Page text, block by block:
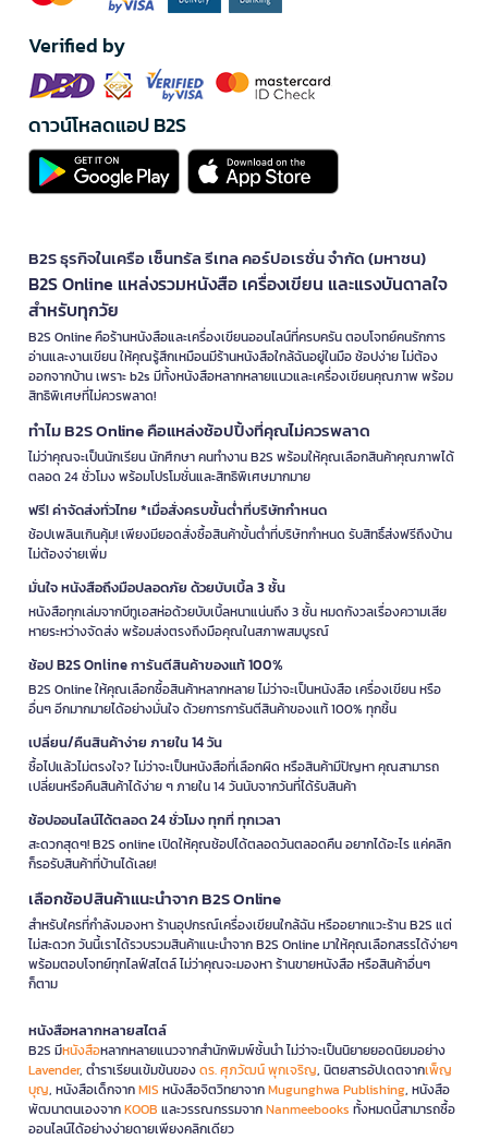
Verified by
ดาวน์โหลดแอป B2S
B2S ธุรกิจในเครือ เซ็นทรัล รีเทล คอร์ปอเรชั่น จำกัด (มหาชน)
B2S Online แหล่งรวมหนังสือ เครื่องเขียน และแรงบันดาลใจ
สำหรับทุกวัย
B2S Online คือร้านหนังสือและเครื่องเขียนออนไลน์ที่ครบครัน ตอบโจทย์คนรักการ
อ่านและงานเขียน ให้คุณรู้สึกเหมือนมีร้านหนังสือใกล้ฉันอยู่ในมือ ช้อปง่าย ไม่ต้อง
ออกจากบ้าน เพราะ b2s มีทั้งหนังสือหลากหลายแนวและเครื่องเขียนคุณภาพ พร้อม
สิทธิพิเศษที่ไม่ควรพลาด!
ทำไม B2S Online คือแหล่งช้อปปิ้งที่คุณไม่ควรพลาด
ไม่ว่าคุณจะเป็นนักเรียน นักศึกษา คนทำงาน B2S พร้อมให้คุณเลือกสินค้าคุณภาพได้
ตลอด 24 ชั่วโมง พร้อมโปรโมชั่นและสิทธิพิเศษมากมาย
ฟรี! ค่าจัดส่งทั่วไทย *เมื่อสั่งครบขั้นต่ำที่บริษัทกำหนด
ช้อปเพลินเกินคุ้ม! เพียงมียอดสั่งซื้อสินค้าขั้นต่ำที่บริษัทกำหนด รับสิทธิ์ส่งฟรีถึงบ้าน
ไม่ต้องจ่ายเพิ่ม
มั่นใจ หนังสือถึงมือปลอดภัย ด้วยบับเบิ้ล 3 ชั้น
หนังสือทุกเล่มจากบีทูเอสห่อด้วยบับเบิ้ลหนาแน่นถึง 3 ชั้น หมดกังวลเรื่องความเสีย
หายระหว่างจัดส่ง พร้อมส่งตรงถึงมือคุณในสภาพสมบูรณ์
ช้อป B2S Online การันตีสินค้าของแท้ 100%
B2S Online ให้คุณเลือกซื้อสินค้าหลากหลาย ไม่ว่าจะเป็นหนังสือ เครื่องเขียน หรือ
อื่นๆ อีกมากมายได้อย่างมั่นใจ ด้วยการการันตีสินค้าของแท้ 100% ทุกชิ้น
เปลี่ยน/คืนสินค้าง่าย ภายใน 14 วัน
ซื้อไปแล้วไม่ตรงใจ? ไม่ว่าจะเป็นหนังสือที่เลือกผิด หรือสินค้ามีปัญหา คุณสามารถ
เปลี่ยนหรือคืนสินค้าได้ง่าย ๆ ภายใน 14 วันนับจากวันที่ได้รับสินค้า
ช้อปออนไลน์ได้ตลอด 24 ชั่วโมง ทุกที่ ทุกเวลา
สะดวกสุดๆ! B2S online เปิดให้คุณช้อปได้ตลอดวันตลอดคืน อยากได้อะไร แค่คลิก
ก็รอรับสินค้าที่บ้านได้เลย!
เลือกช้อปสินค้าแนะนำจาก B2S Online
สำหรับใครที่กำลังมองหา ร้านอุปกรณ์เครื่องเขียนใกล้ฉัน หรืออยากแวะร้าน B2S แต่
ไม่สะดวก วันนี้เราได้รวบรวมสินค้าแนะนำจาก B2S Online มาให้คุณเลือกสรรได้ง่ายๆ
พร้อมตอบโจทย์ทุกไลฟ์สไตล์ ไม่ว่าคุณจะมองหา ร้านขายหนังสือ หรือสินค้าอื่นๆ
ก็ตาม
หนังสือหลากหลายสไตล์
B2S มีหนังสือหลากหลายแนวจากสำนักพิมพ์ชั้นนำ ไม่ว่าจะเป็นนิยายยอดนิยมอย่าง
Lavender, ตำราเรียนเข้มข้นของดร. ศุภวัฒน์ พุกเจริญ, นิตยสารอัปเดตจากเพ็ญ
บุญ, หนังสือเด็กจากMIS หนังสือจิตวิทยาจากMugunghwa Publishing, หนังสือ
พัฒนาตนเองจากKOOB และวรรณกรรมจากNanmeebooks ทั้งหมดนี้สามารถซื้อ
ออนไลน์ได้อย่างง่ายดายเพียงคลิกเดียว